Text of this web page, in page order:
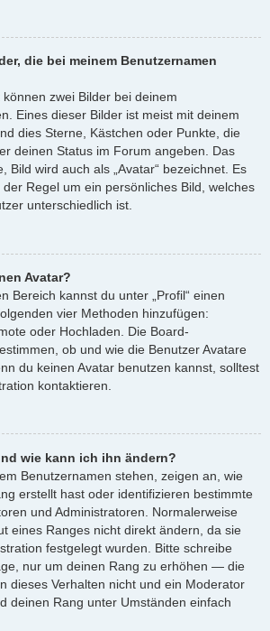
die bei meinem Benutzernamen
zwei Bilder bei deinem
Eines dieser Bilder ist meist mit deinem
dies Sterne, Kästchen oder Punkte, die
deinen Status im Forum angeben. Das
Bild wird auch als „Avatar“ bezeichnet. Es
Regel um ein persönliches Bild, welches
unterschiedlich ist.
Avatar?
Bereich kannst du unter „Profil“ einen
vier Methoden hinzufügen:
oder Hochladen. Die Board-
ob und wie die Benutzer Avatare
du keinen Avatar benutzen kannst, solltest
kontaktieren.
wie kann ich ihn ändern?
Benutzernamen stehen, zeigen an, wie
erstellt hast oder identifizieren bestimmte
und Administratoren. Normalerweise
eines Ranges nicht direkt ändern, da sie
festgelegt wurden. Bitte schreibe
nur um deinen Rang zu erhöhen — die
dieses Verhalten nicht und ein Moderator
deinen Rang unter Umständen einfach